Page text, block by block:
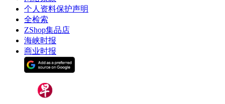
个人资料保护声明
全检索
ZShop集品店
海峡时报
商业时报